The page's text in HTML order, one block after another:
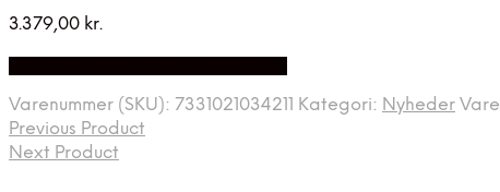
3.379,00 kr.
Varenummer (SKU): 7331021034211 Kategori: Nyheder
Previous Product
Next Product